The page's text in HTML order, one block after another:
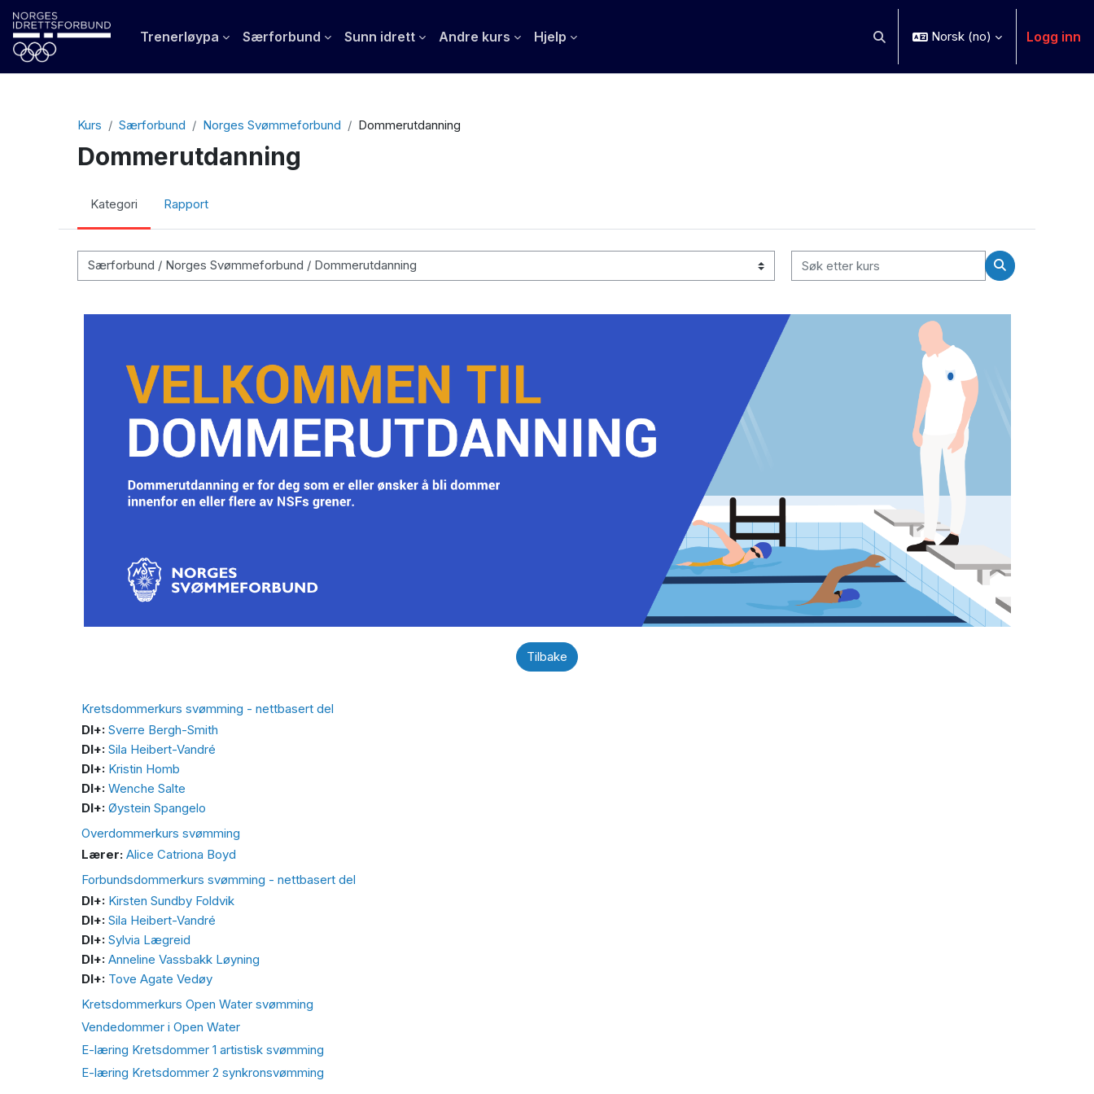
Gå til hovedinnhold
Trenerløypa Særforbund Sunn idrett Andre kurs Hjelp Veksle inndata for søk
Norsk ‎(no)‎ Logg inn
Kurs Særforbund Norges Svømmeforbund Dommerutdanning
Dommerutdanning
Kategori Rapport
Kurskategorier
Søk etter kurs
Søk etter kurs
Tilbake
Kretsdommerkurs svømming - nettbasert del
DI+: Sverre Bergh-Smith
DI+: Sila Heibert-Vandré
DI+: Kristin Homb
DI+: Wenche Salte
DI+: Øystein Spangelo
Overdommerkurs svømming
Lærer: Alice Catriona Boyd
Forbundsdommerkurs svømming - nettbasert del
DI+: Kirsten Sundby Foldvik
DI+: Sila Heibert-Vandré
DI+: Sylvia Lægreid
DI+: Anneline Vassbakk Løyning
DI+: Tove Agate Vedøy
Kretsdommerkurs Open Water svømming
Vendedommer i Open Water
E-læring Kretsdommer 1 artistisk svømming
E-læring Kretsdommer 2 synkronsvømming